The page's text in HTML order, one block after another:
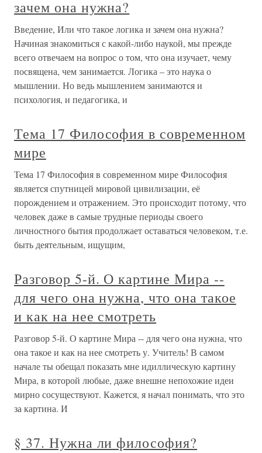
зачем она нужна?
Введение, Или что такое логика и зачем она нужна?
Начиная знакомиться с какой-либо наукой, мы прежде
всего отвечаем на вопрос о том, что она изучает, чему
посвящена, чем занимается. Логика – это наука о
мышлении. Но ведь мышлением занимаются и
психология, и педагогика, и
Тема 17 Философия в современном
мире
Тема 17 Философия в современном мире Философия
является спутницей мировой цивилизации, её
порождением и отражением. Это происходит потому, что
человек даже в самые трудные периоды своего
личностного бытия продолжает оставаться человеком, т.е.
быть деятельным, ищущим,
Разговор 5-й. О картине Мира --
для чего она нужна, что она такое
и как на нее смотреть
Разговор 5-й. О картине Мира -- для чего она нужна, что
она такое и как на нее смотреть у. Учитель! В самом
начале ты обещал показать мне идиллическую картину
Мира, в которой любые, даже внешне непохожие идеи
мирно сосуществуют. Кажется, я начал понимать, что это
за картина. И
§ 37. Нужна ли философия?